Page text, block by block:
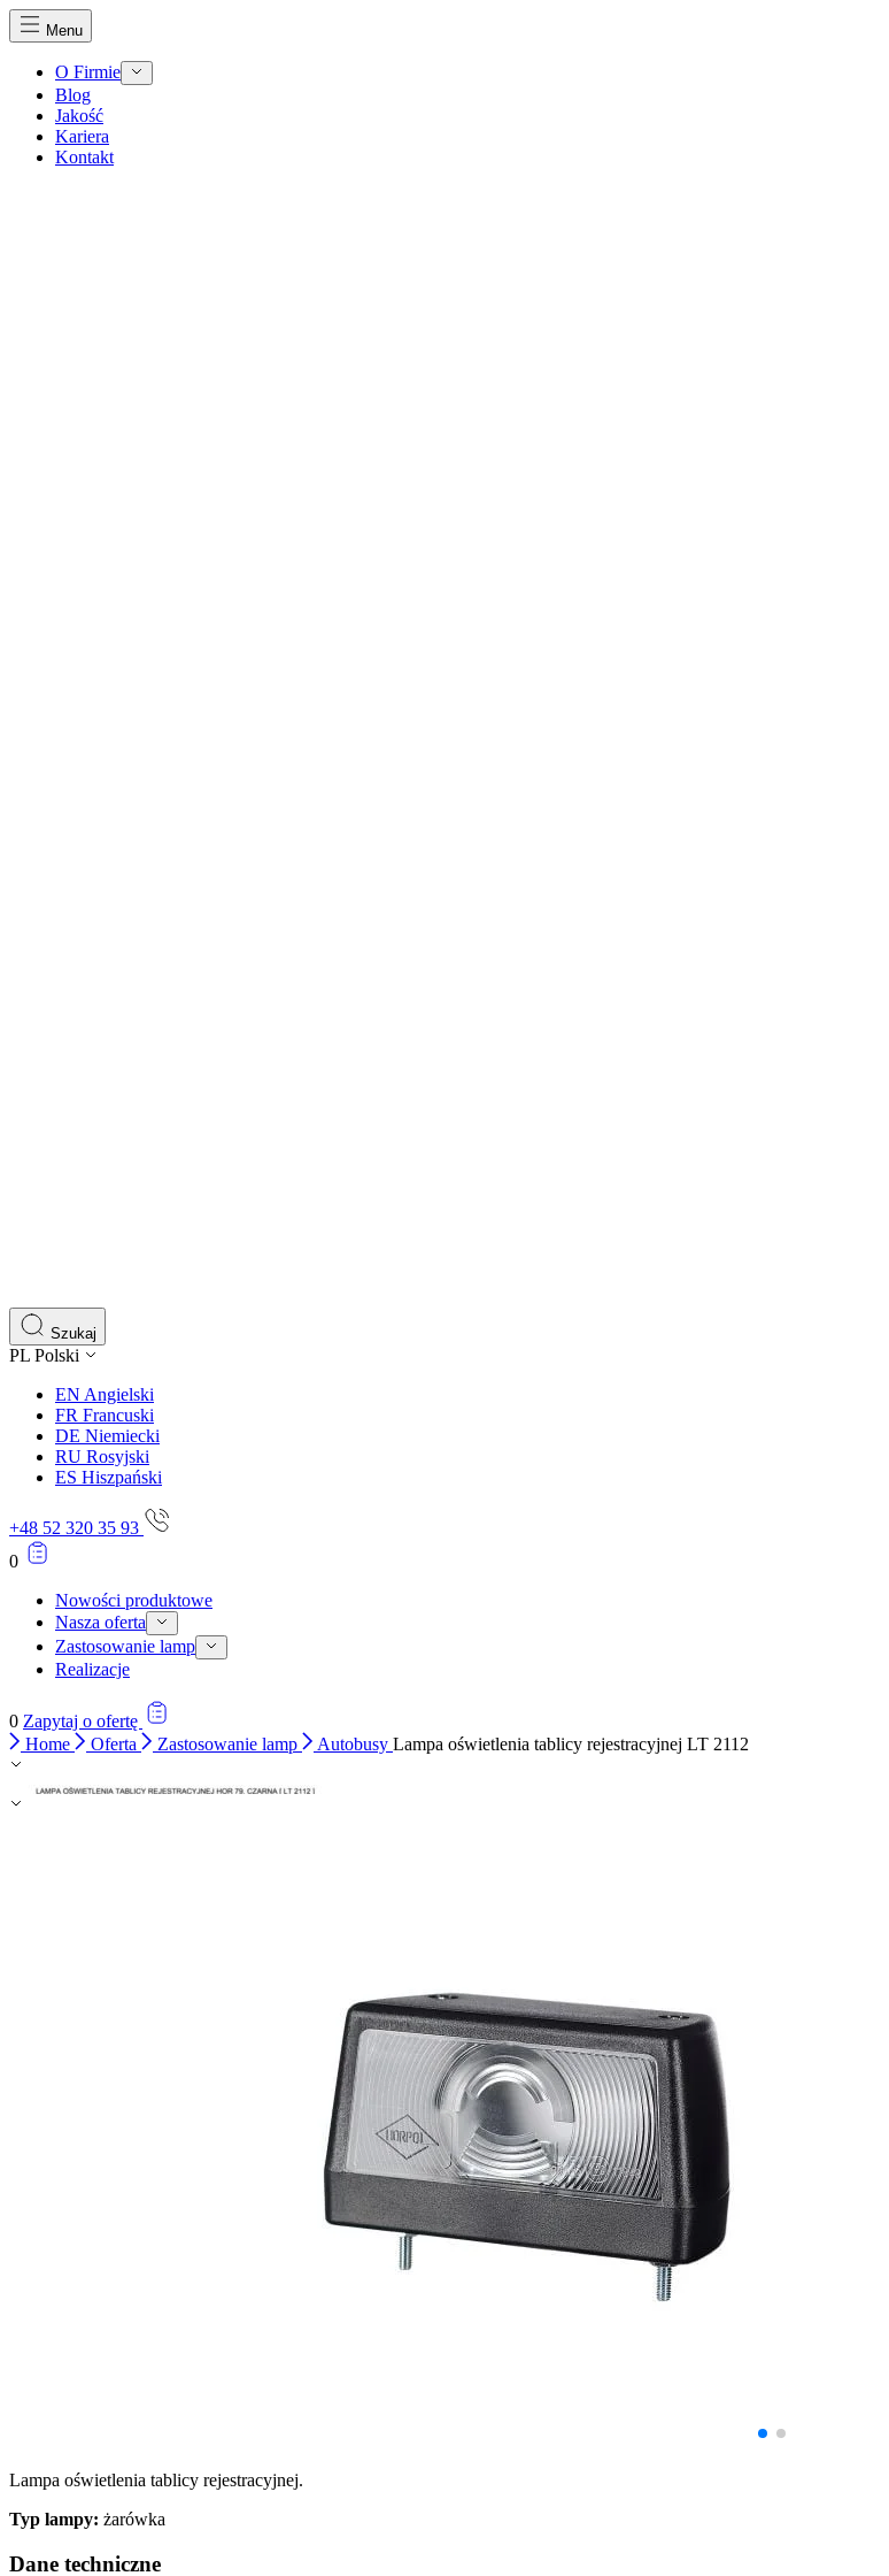
Menu
O Firmie
Blog
Jakość
Kariera
Kontakt
Szukaj
PL Polski
EN Angielski
FR Francuski
DE Niemiecki
RU Rosyjski
ES Hiszpański
+48 52 320 35 93
0
Nowości produktowe
Nasza oferta
Zastosowanie lamp
Realizacje
0 Zapytaj o ofertę
Home
Oferta Zastosowanie lamp Autobusy Lampa oświetlenia tablicy rejestracyjnej LT 2112
Lampa oświetlenia tablicy rejestracyjnej.
Typ lampy: żarówka
Dane techniczne
Wykorzystujemy pliki cookie do spersonalizowania treści i reklam, aby oferować funkcje
witrynie. Informacje o tym, jak korzystasz z naszej witryny, udostępniamy partnerom
Partnerzy mogą połączyć te informacje z innymi danymi otrzymanymi od Ciebie lub
nich. Te pliki cookie nie przechowują żadnych danych umożliwiających identyfikację